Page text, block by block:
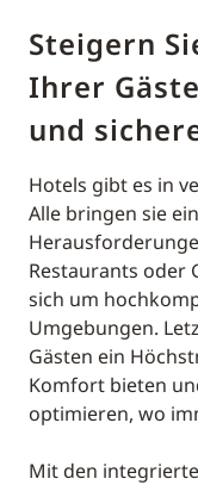
Steigern
Ihrer
und
Hotels gibt es in
Alle bringen sie
Restaurants oder
sich um
Umgebungen.
Gästen ein
Komfort bieten
optimieren, wo
Mit den